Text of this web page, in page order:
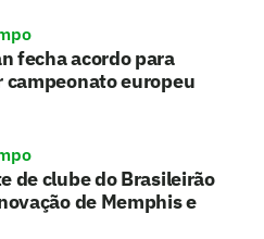
fecha acordo para
europeu
de clube do Brasileirão
de Memphis e